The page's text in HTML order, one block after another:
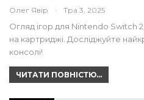
Олег Явір Тра 3, 2025
Огляд ігор для Nintendo Switch
на картриджі. Досліджуйте
консолі!
ЧИТАТИ ПОВНІСТЮ...